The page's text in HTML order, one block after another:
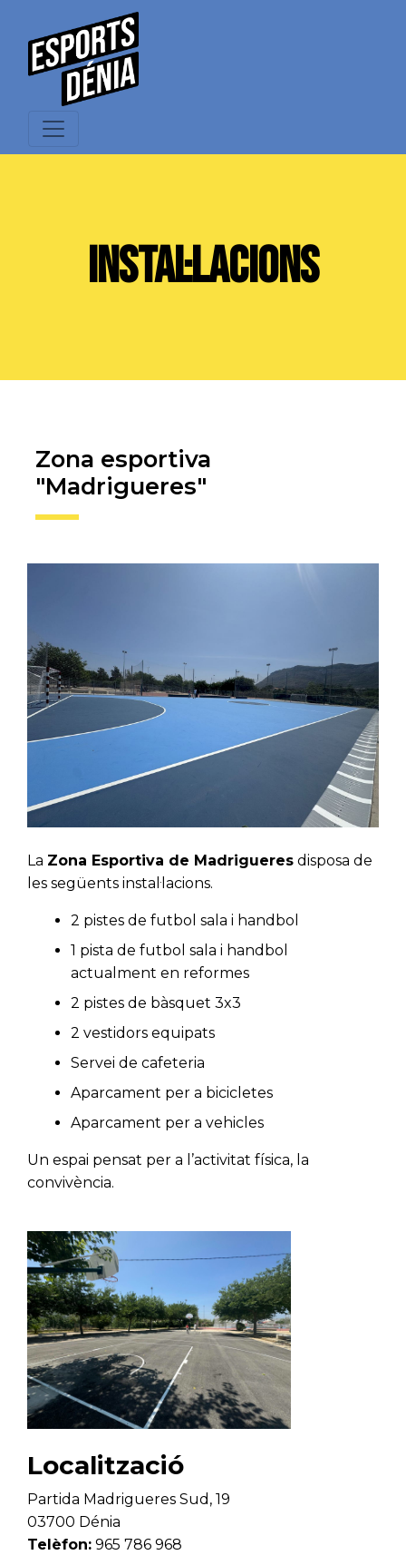
INSTAL·LACIONS
Zona esportiva
"Madrigueres"
La Zona Esportiva de Madrigueres disposa de
les següents instal·lacions.
2 pistes de futbol sala i handbol
1 pista de futbol sala i handbol
actualment en reformes
2 pistes de bàsquet 3x3
2 vestidors equipats
Servei de cafeteria
Aparcament per a bicicletes
Aparcament per a vehicles
Un espai pensat per a l’activitat física, la
convivència.
Localització
Partida Madrigueres Sud, 19
03700 Dénia
Telèfon: 965 786 968